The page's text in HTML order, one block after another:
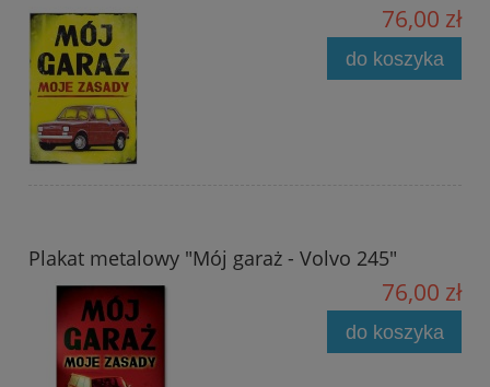
76,00 zł
do koszyka
Plakat metalowy "Mój garaż - Volvo 245"
76,00 zł
do koszyka